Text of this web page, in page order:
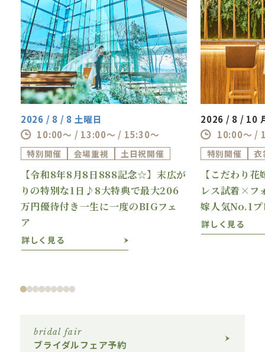
特別な一日の特別なプランをご用意しておりま
すので、お気軽にフェアにご参加ください。
2026 / 8 / 8 土曜日
10:00～ / 13:00～ / 15:30～
特別開催 会場重視 土日祝開催
【令和8年8月8日888記念☆】末広が
りの特別な1日♪8大特典で最大206
万円優待付き一生に一度のBIGフェ
ア
詳しく見る
2026 / 8 / 10
10:00～ /
特別開催 衣
【こだわり
レス試着×フ
嫁人気No.1プ
詳しく見る
bridal fair
ブライダルフェア予約